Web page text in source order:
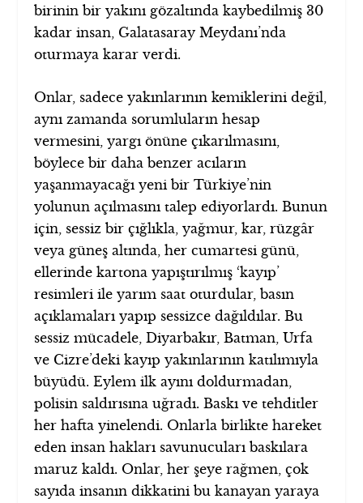
birinin bir yakını gözaltında kaybedilmiş 30
kadar insan, Galatasaray Meydanı’nda
oturmaya karar verdi.
Onlar, sadece yakınlarının kemiklerini değil,
aynı zamanda sorumluların hesap
vermesini, yargı önüne çıkarılmasını,
böylece bir daha benzer acıların
yaşanmayacağı yeni bir Türkiye’nin
yolunun açılmasını talep ediyorlardı. Bunun
için, sessiz bir çığlıkla, yağmur, kar, rüzgâr
veya güneş altında, her cumartesi günü,
ellerinde kartona yapıştırılmış ‘kayıp’
resimleri ile yarım saat oturdular, basın
açıklamaları yapıp sessizce dağıldılar. Bu
sessiz mücadele, Diyarbakır, Batman, Urfa
ve Cizre’deki kayıp yakınlarının katılımıyla
büyüdü. Eylem ilk ayını doldurmadan,
polisin saldırısına uğradı. Baskı ve tehditler
her hafta yinelendi. Onlarla birlikte hareket
eden insan hakları savunucuları baskılara
maruz kaldı. Onlar, her şeye rağmen, çok
sayıda insanın dikkatini bu kanayan yaraya